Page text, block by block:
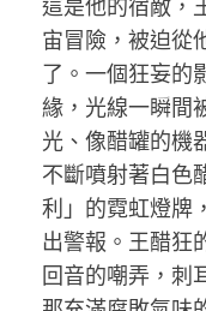
這是他的宿敵，
宙冒險，被迫從
了。一個狂妄的
緣，光線一瞬間
光、像醋罐的機
不斷噴射著白色
利」的霓虹燈牌
出警報。王醋狂
回音的嘲弄，刺